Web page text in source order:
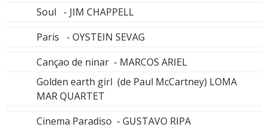
Soul - JIM CHAPPELL
Paris - OYSTEIN SEVAG
Cançao de ninar - MARCOS ARIEL
Golden earth girl (de Paul McCartney) LOMA
MAR QUARTET
Cinema Paradiso - GUSTAVO RIPA